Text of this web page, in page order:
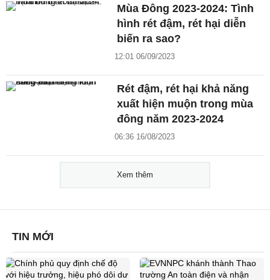
Mùa Đông 2023-2024: Tình
hình rét đậm, rét hại diễn
biến ra sao?
12:01 06/09/2023
Rét đậm, rét hại khả năng
xuất hiện muộn trong mùa
đông năm 2023-2024
06:36 16/08/2023
Xem thêm
TIN MỚI